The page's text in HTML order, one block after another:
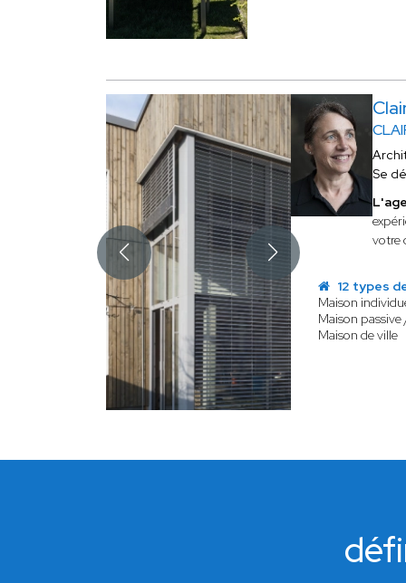
Se
votre
12 types
Maison
Maison
Maison de ville